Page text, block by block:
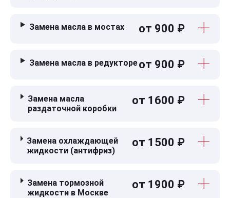
Замена масла в мостах от 900 ₽
Замена масла в редуктореот 900 ₽
Замена масла
раздаточной коробки
от 1600 ₽
Замена охлаждающей
жидкости (антифриз)
от 1500 ₽
Замена тормозной
жидкости в Москве
от 1900 ₽